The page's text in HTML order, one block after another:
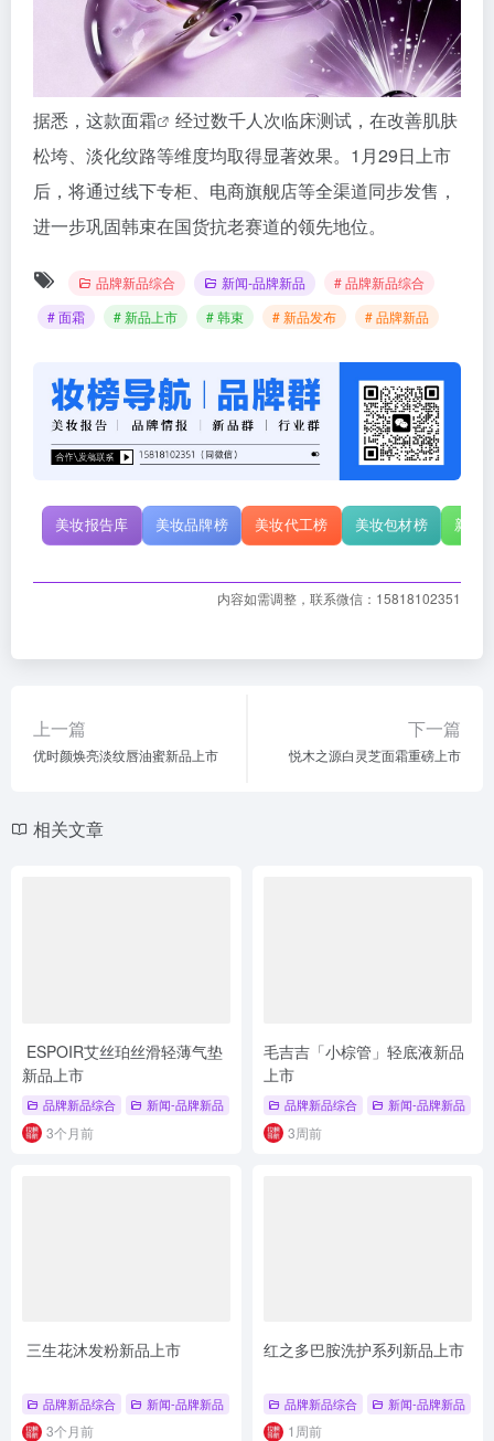
据悉，这款面霜
经过数千人次临床测试，在改善肌肤
松垮、淡化纹路等维度均取得显著效果。1月29日上市
后，将通过线下专柜、电商旗舰店等全渠道同步发售，
进一步巩固韩束在国货抗老赛道的领先地位。
品牌新品综合 新闻-品牌新品
# 品牌新品综合
# 面霜
# 新品上市 # 韩束 # 新品发布 # 品牌新品
美妆报告库 美妆品牌榜 美妆代工榜 美妆包材榜 新原
内容如需调整，联系微信：15818102351
上一篇
优时颜焕亮淡纹唇油蜜新品上市
下一篇
悦木之源白灵芝面霜重磅上市
相关文章
ESPOIR艾丝珀丝滑轻薄气垫
新品上市
品牌新品综合 新闻-品牌新品 # 品牌新品综合 # 彩妆底妆新品 # 新品上市
3个月前
毛吉吉「小棕管」轻底液新品
上市
品牌新品综合 新闻-品牌新品
3周前
三生花沐发粉新品上市
品牌新品综合 新闻-品牌新品 # 品牌新品综合 # 洗护个护新品 # 洗护个护
3个月前
红之多巴胺洗护系列新品上市
品牌新品综合 新闻-品牌新品
1周前